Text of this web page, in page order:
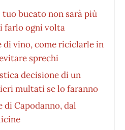
bucato non sarà più
farlo ogni volta
di vino, come riciclarle in
sprechi
decisione di un
multati se lo faranno
di Capodanno, dal